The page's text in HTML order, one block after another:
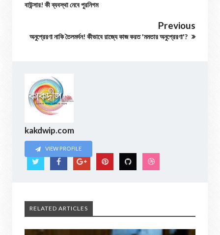
বাউন্সার! কী ব্যবস্থা নেবে পুরনিগম
Previous
অনুপ্রেরণা নাকি তৈলমর্দন! কীভাবে রাজ্যে কাজ করত 'মমতার অনুপ্রেরণা'?
kakdwip.com
VIEW PROFILE
RELATED ARTICLES